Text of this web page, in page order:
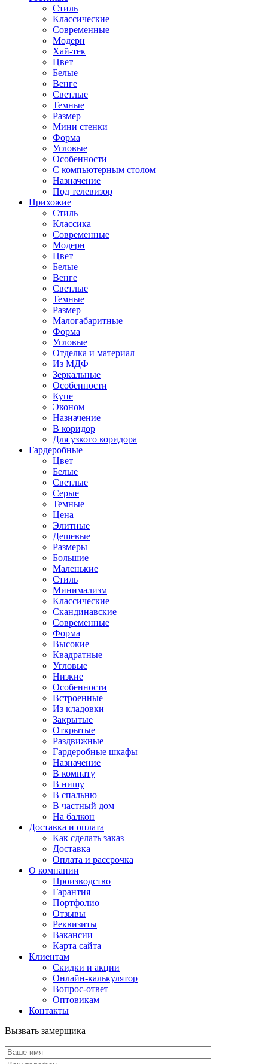
Стиль
Классические
Современные
Модерн
Хай-тек
Цвет
Белые
Венге
Светлые
Темные
Размер
Мини стенки
Форма
Угловые
Особенности
С компьютерным столом
Назначение
Под телевизор
Прихожие
Стиль
Классика
Современные
Модерн
Цвет
Белые
Венге
Светлые
Темные
Размер
Малогабаритные
Форма
Угловые
Отделка и материал
Из МДФ
Зеркальные
Особенности
Купе
Эконом
Назначение
В коридор
Для узкого коридора
Гардеробные
Цвет
Белые
Светлые
Серые
Темные
Цена
Элитные
Дешевые
Размеры
Большие
Маленькие
Стиль
Минимализм
Классические
Скандинавские
Современные
Форма
Высокие
Квадратные
Угловые
Низкие
Особенности
Встроенные
Из кладовки
Закрытые
Открытые
Раздвижные
Гардеробные шкафы
Назначение
В комнату
В нишу
В спальню
В частный дом
На балкон
Доставка и оплата
Как сделать заказ
Доставка
Оплата и рассрочка
О компании
Производство
Гарантия
Портфолио
Отзывы
Реквизиты
Вакансии
Карта сайта
Клиентам
Скидки и акции
Онлайн-калькулятор
Вопрос-ответ
Оптовикам
Контакты
Вызвать замерщика